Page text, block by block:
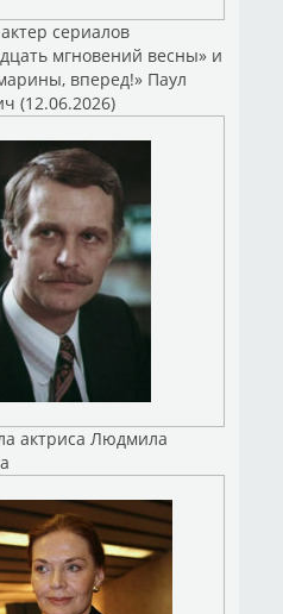
сериалов
мгновений весны» и
вперед!» Паул
(12.06.2026)
актриса Людмила